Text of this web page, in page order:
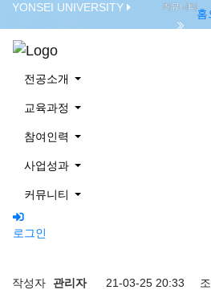
YONSEI UNIVERSITY
홈
전공소개
교육과정
참여인력
사업성과
커뮤니티
로그인
커뮤니티
작성자 관리자 21-03-25 20:33